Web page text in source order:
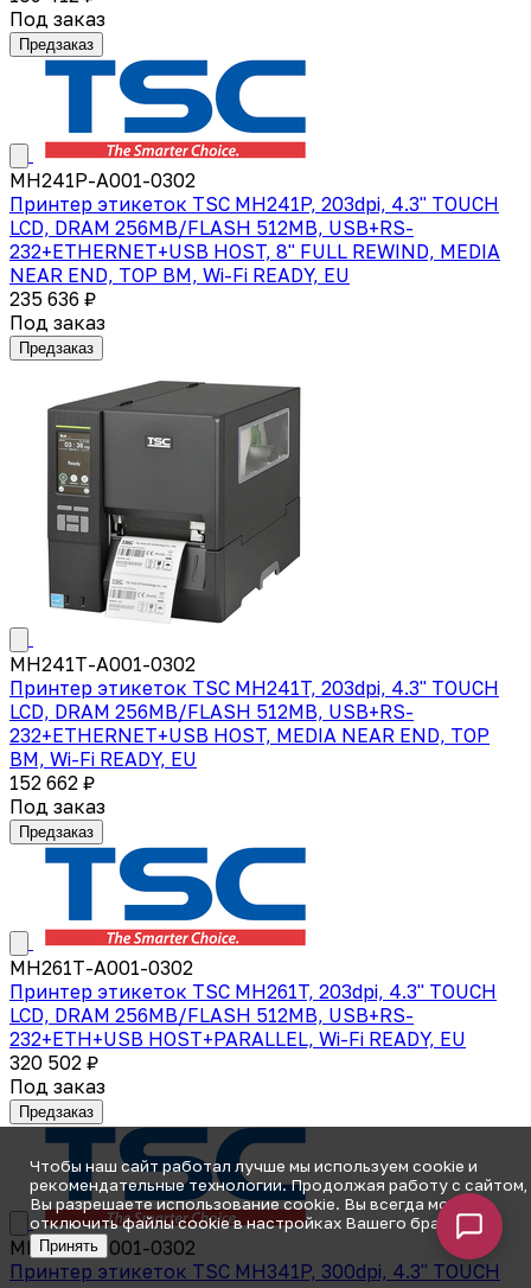
Под заказ
Предзаказ
MH241P-A001-0302
Принтер этикеток TSC MH241P, 203dpi, 4.3" TOUCH
LCD, DRAM 256MB/FLASH 512MB, USB+RS-
232+ETHERNET+USB HOST, 8" FULL REWIND, MEDIA
NEAR END, TOP BM, Wi-Fi READY, EU
235 636 ₽
Под заказ
Предзаказ
MH241T-A001-0302
Принтер этикеток TSC MH241T, 203dpi, 4.3" TOUCH
LCD, DRAM 256MB/FLASH 512MB, USB+RS-
232+ETHERNET+USB HOST, MEDIA NEAR END, TOP
BM, Wi-Fi READY, EU
152 662 ₽
Под заказ
Предзаказ
MH261T-A001-0302
Принтер этикеток TSC MH261T, 203dpi, 4.3" TOUCH
LCD, DRAM 256MB/FLASH 512MB, USB+RS-
232+ETH+USB HOST+PARALLEL, Wi-Fi READY, EU
320 502 ₽
Под заказ
Предзаказ
MH341P-A001-0302
Принтер этикеток TSC MH341P, 300dpi, 4.3" TOUCH
Чтобы наш сайт работал лучше мы используем cookie и
рекомендательные технологии. Продолжая работу с сайтом,
Вы разрешаете использование cookie. Вы всегда можете
отключить файлы cookie в настройках Вашего браузера.
Принять